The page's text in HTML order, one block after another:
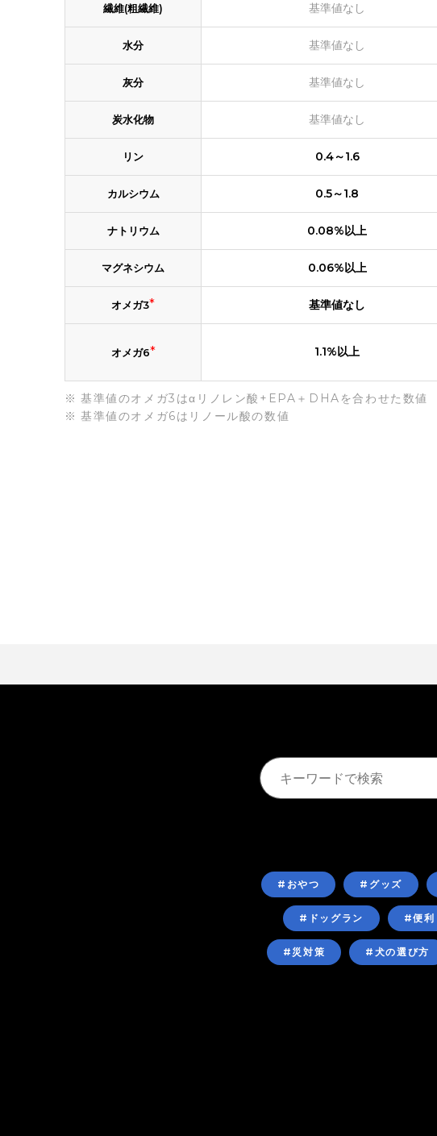
繊維(粗繊維) 基準値なし
水分 基準値なし
灰分 基準値なし
炭水化物 基準値なし
リン 0.4～1.6
カルシウム 0.5～1.8
ナトリウム 0.08%以上
マグネシウム 0.06%以上
オメガ3* 基準値なし
オメガ6* 1.1%以上
基準値のオメガ3はαリノレン酸+EPA＋DHAを合わせた数値
基準値のオメガ6はリノール酸の数値
#おやつ #グッズ
#ドッグラン #便利
#災対策 #犬の選び方